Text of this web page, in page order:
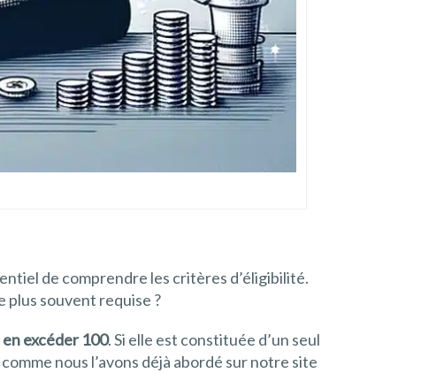
de comprendre les critères d’éligibilité.
plus souvent requise ?
excéder 100. Si elle est constituée d’un seul
nous l’avons déjà abordé sur notre site